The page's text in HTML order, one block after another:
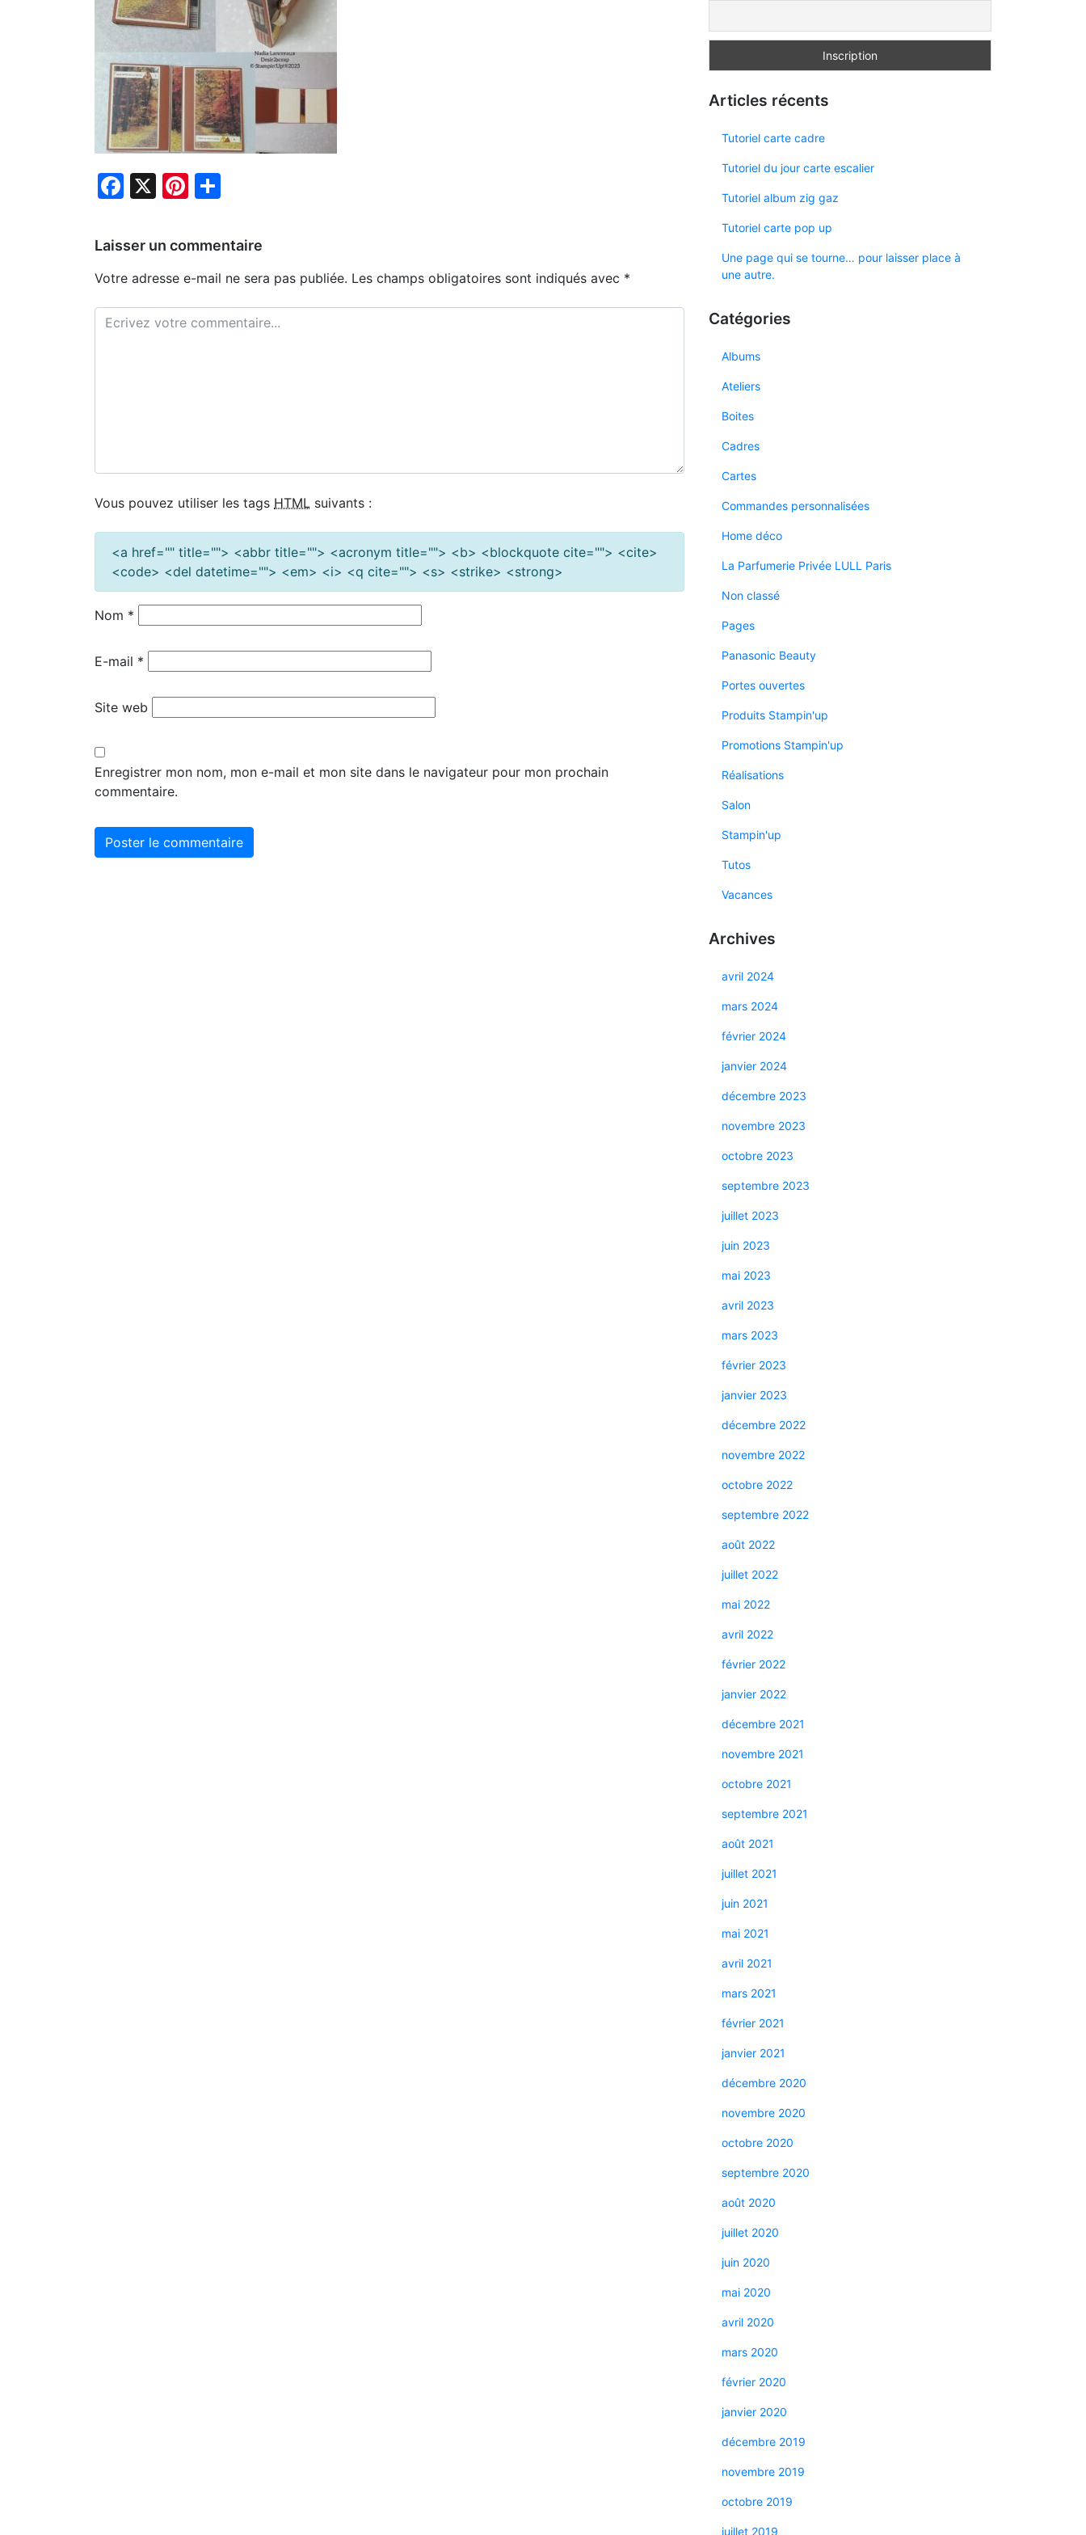
Facebook
X Pinterest
Laisser un commentaire
Votre adresse e-mail ne sera pas publiée. Les champs obligatoires sont indiqués avec *
Vous pouvez utiliser les tags HTML suivants :
<a href="" title=""> <abbr title=""> <acronym title=""> <b> <blockquote cite=""> <cite>
<code> <del datetime=""> <em> <i> <q cite=""> <s> <strike> <strong>
Nom *
E-mail *
Site web
Enregistrer mon nom, mon e-mail et mon site dans le navigateur pour mon prochain
commentaire.
Articles récents
Tutoriel carte cadre
Tutoriel du jour carte escalier
Tutoriel album zig gaz
Tutoriel carte pop up
Une page qui se tourne… pour laisser place à
une autre.
Catégories
Albums
Ateliers
Boites
Cadres
Cartes
Commandes personnalisées
Home déco
La Parfumerie Privée LULL Paris
Non classé
Pages
Panasonic Beauty
Portes ouvertes
Produits Stampin'up
Promotions Stampin'up
Réalisations
Salon
Stampin'up
Tutos
Vacances
Archives
avril 2024
mars 2024
février 2024
janvier 2024
décembre 2023
novembre 2023
octobre 2023
septembre 2023
juillet 2023
juin 2023
mai 2023
avril 2023
mars 2023
février 2023
janvier 2023
décembre 2022
novembre 2022
octobre 2022
septembre 2022
août 2022
juillet 2022
mai 2022
avril 2022
février 2022
janvier 2022
décembre 2021
novembre 2021
octobre 2021
septembre 2021
août 2021
juillet 2021
juin 2021
mai 2021
avril 2021
mars 2021
février 2021
janvier 2021
décembre 2020
novembre 2020
octobre 2020
septembre 2020
août 2020
juillet 2020
juin 2020
mai 2020
avril 2020
mars 2020
février 2020
janvier 2020
décembre 2019
novembre 2019
octobre 2019
juillet 2019